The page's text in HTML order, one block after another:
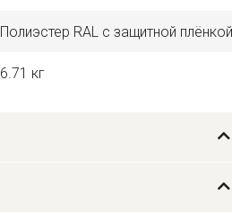
Полиэстер RAL с защитной плёнкой
6.71 кг